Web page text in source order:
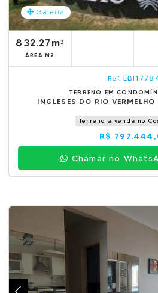
Galeria
832.27m²
ÁREA M2
Ref.
TERRENO EM
INGLESES DO RIO
Terreno a venda no
R$
Chamar no